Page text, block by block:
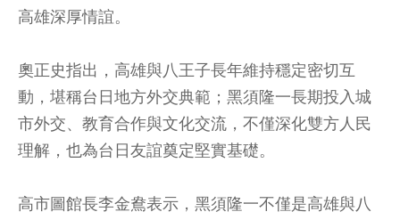
高雄深厚情誼。
奧正史指出，高雄與八王子長年維持穩定密切互
動，堪稱台日地方外交典範；黑須隆一長期投入城
市外交、教育合作與文化交流，不僅深化雙方人民
理解，也為台日友誼奠定堅實基礎。
高市圖館長李金鴦表示，黑須隆一不僅是高雄與八